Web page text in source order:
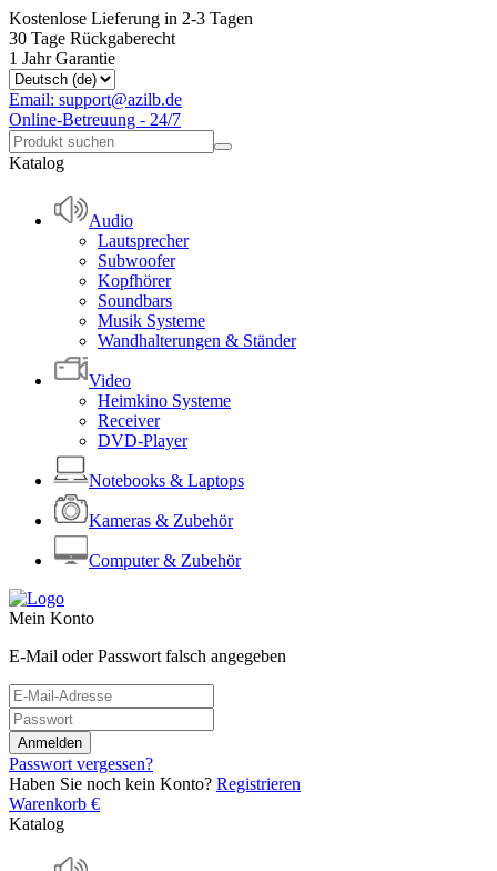
Kostenlose Lieferung in 2-3 Tagen
30 Tage Rückgaberecht
1 Jahr Garantie
Email: support@azilb.de
Online-Betreuung - 24/7
Katalog
Audio
Lautsprecher
Subwoofer
Kopfhörer
Soundbars
Musik Systeme
Wandhalterungen & Ständer
Video
Heimkino Systeme
Receiver
DVD-Player
Notebooks & Laptops
Kameras & Zubehör
Computer & Zubehör
Mein Konto
E-Mail oder Passwort falsch angegeben
Passwort vergessen?
Haben Sie noch kein Konto? Registrieren
Warenkorb €
Katalog